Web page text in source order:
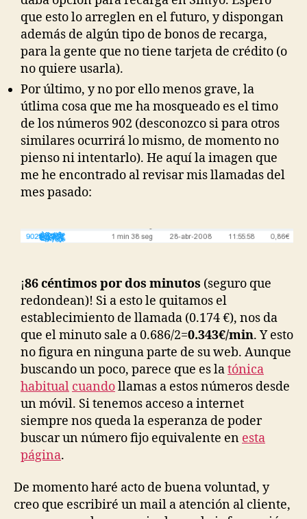
que esto lo arreglen en el futuro, y dispongan
además de algún tipo de bonos de recarga,
para la gente que no tiene tarjeta de crédito (o
no quiere usarla).
Por último, y no por ello menos grave, la
útlima cosa que me ha mosqueado es el timo
de los números 902 (desconozco si para otros
similares ocurrirá lo mismo, de momento no
pienso ni intentarlo). He aquí la imagen que
me he encontrado al revisar mis llamadas del
mes pasado:
¡86 céntimos por dos minutos (seguro que
redondean)! Si a esto le quitamos el
establecimiento de llamada (0.174 €), nos da
que el minuto sale a 0.686/2=0.343€/min. Y esto
no figura en ninguna parte de su web. Aunque
buscando un poco, parece que es latónica
habitual cuandollamas a estos números desde
un móvil. Si tenemos acceso a internet
siempre nos queda la esperanza de poder
buscar un número fijo equivalente en esta
página.
De momento haré acto de buena voluntad, y
creo que escribiré un mail a atención al cliente,